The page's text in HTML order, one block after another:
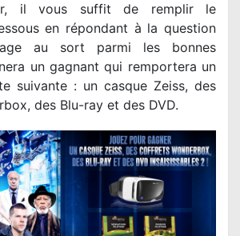
il vous suffit de remplir le
en répondant à la question
au sort parmi les bonnes
un gagnant qui remportera un
suivante : un casque Zeiss, des
des Blu-ray et des DVD.